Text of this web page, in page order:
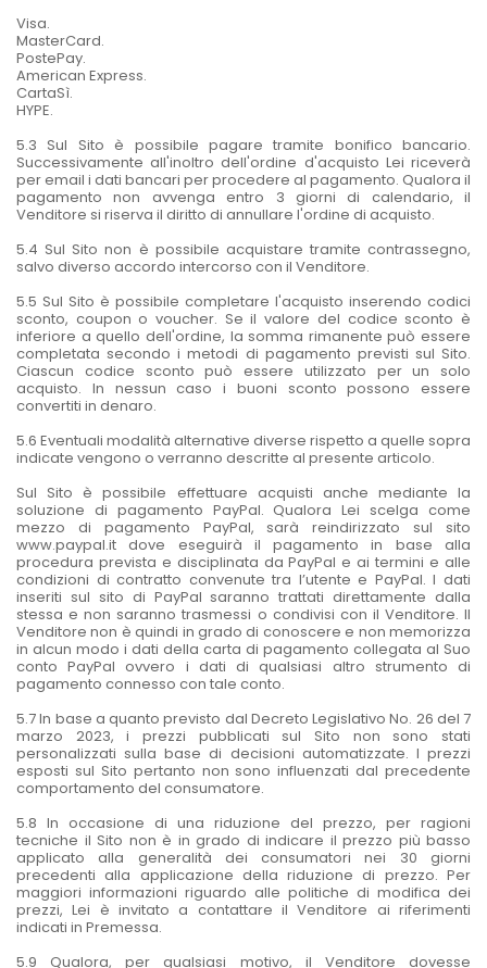
Visa.
MasterCard.
PostePay.
American Express.
CartaSì.
HYPE.
5.3 Sul Sito è possibile pagare tramite bonifico bancario.
Successivamente all'inoltro dell'ordine d'acquisto Lei riceverà
per email i dati bancari per procedere al pagamento. Qualora il
pagamento non avvenga entro 3 giorni di calendario, il
Venditore si riserva il diritto di annullare l'ordine di acquisto.
5.4 Sul Sito non è possibile acquistare tramite contrassegno,
salvo diverso accordo intercorso con il Venditore.
5.5 Sul Sito è possibile completare l'acquisto inserendo codici
sconto, coupon o voucher. Se il valore del codice sconto è
inferiore a quello dell'ordine, la somma rimanente può essere
completata secondo i metodi di pagamento previsti sul Sito.
Ciascun codice sconto può essere utilizzato per un solo
acquisto. In nessun caso i buoni sconto possono essere
convertiti in denaro.
5.6 Eventuali modalità alternative diverse rispetto a quelle sopra
indicate vengono o verranno descritte al presente articolo.
Sul Sito è possibile effettuare acquisti anche mediante la
soluzione di pagamento PayPal. Qualora Lei scelga come
mezzo di pagamento PayPal, sarà reindirizzato sul sito
www.paypal.it dove eseguirà il pagamento in base alla
procedura prevista e disciplinata da PayPal e ai termini e alle
condizioni di contratto convenute tra l’utente e PayPal. I dati
inseriti sul sito di PayPal saranno trattati direttamente dalla
stessa e non saranno trasmessi o condivisi con il Venditore. Il
Venditore non è quindi in grado di conoscere e non memorizza
in alcun modo i dati della carta di pagamento collegata al Suo
conto PayPal ovvero i dati di qualsiasi altro strumento di
pagamento connesso con tale conto.
5.7 In base a quanto previsto dal Decreto Legislativo No. 26 del 7
marzo 2023, i prezzi pubblicati sul Sito non sono stati
personalizzati sulla base di decisioni automatizzate. I prezzi
esposti sul Sito pertanto non sono influenzati dal precedente
comportamento del consumatore.
5.8 In occasione di una riduzione del prezzo, per ragioni
tecniche il Sito non è in grado di indicare il prezzo più basso
applicato alla generalità dei consumatori nei 30 giorni
precedenti alla applicazione della riduzione di prezzo. Per
maggiori informazioni riguardo alle politiche di modifica dei
prezzi, Lei è invitato a contattare il Venditore ai riferimenti
indicati in Premessa.
5.9 Qualora, per qualsiasi motivo, il Venditore dovesse